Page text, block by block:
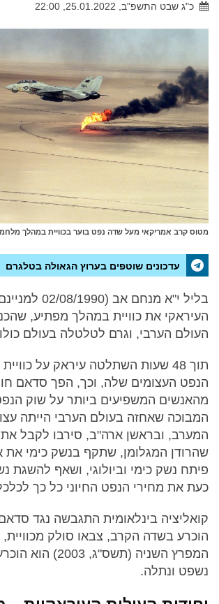
כ"ג שבט התשפ"ב, 25.01.2022, 22:00
מטוס קרב אמריקאי מעל שדה נפט בוער בכוויית במהלך
עדכונים שוטפים בערוץ הגאולה בטלגרם
בליל י"א מנחם
העיראקי את כוויית במהלך מפתיע,
העולם הערבי, וגרם לטלטלה בעולם
תוך 48 שעות השתלטה עיראק על
הנפט העצומים שלה, וכך, הפך סדאם
מהאנשים המשפיעים ביותר על שוק
המבוכה שאחזה בעולם הערבי הייתה
המערב, ובראשן ארה"ב, סירבו לקבל
שהרודן המגלומן, שתקף בנשק כימי את
פיתח נשק כימי וביולוגי, ושאף להשגת
כעת את מחירי הנפט החיוני כל כך
קואליציה בינלאומית התגבשה נגד
הוכרע בשדה הקרב, צבאו סולק
המפרץ השניה
נשפט ונתלה.